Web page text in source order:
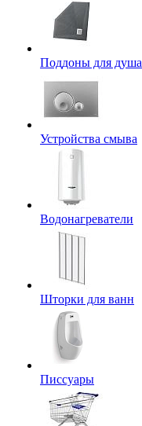
Поддоны для душа
Устройства смыва
Водонагреватели
Шторки для ванн
Писсуары